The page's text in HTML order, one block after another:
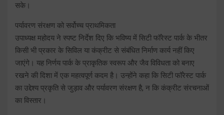
सके।
पर्यावरण संरक्षण को सर्वोच्च प्राथमिकता
उपाध्यक्ष महोदय ने स्पष्ट निर्देश दिए कि भविष्य में सिटी फॉरेस्ट पार्क के भीतर
किसी भी प्रकार के सिविल या कंक्रीट से संबंधित निर्माण कार्य नहीं किए
जाएंगे। यह निर्णय पार्क के प्राकृतिक स्वरूप और जैव विविधता को बनाए
रखने की दिशा में एक महत्वपूर्ण कदम है। उन्होंने कहा कि सिटी फॉरेस्ट पार्क
का उद्देश्य प्रकृति से जुड़ाव और पर्यावरण संरक्षण है, न कि कंक्रीट संरचनाओं
का विस्तार।